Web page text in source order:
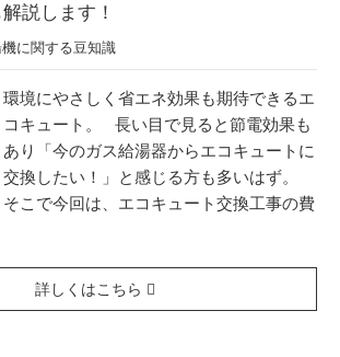
説します！
に関する豆知識
環境にやさしく省エネ効果も期待できるエ
コキュート。 長い目で見ると節電効果も
あり「今のガス給湯器からエコキュートに
交換したい！」と感じる方も多いはず。
そこで今回は、エコキュート交換工事の費
詳しくはこちら